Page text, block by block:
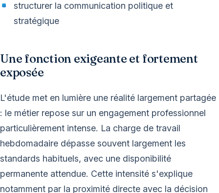
structurer la communication politique et
stratégique
Une fonction exigeante et fortement
exposée
L'étude met en lumière une réalité largement partagée
: le métier repose sur un engagement professionnel
particulièrement intense. La charge de travail
hebdomadaire dépasse souvent largement les
standards habituels, avec une disponibilité
permanente attendue. Cette intensité s'explique
notamment par la proximité directe avec la décision